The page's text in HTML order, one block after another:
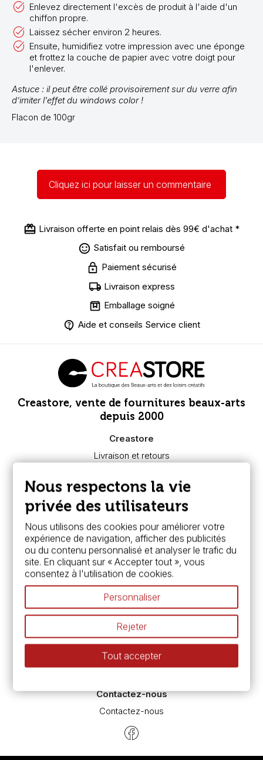
Enlevez directement l'excès de produit à l'aide d'un
chiffon propre.
Laissez sécher environ 2 heures.
Ensuite, humidifiez votre impression avec une éponge
et frottez la couche de papier avec votre doigt pour
l'enlever.
Astuce : il peut être collé provisoirement sur du verre afin
d’imiter l'effet du windows color !
Flacon de 100gr
Cliquez ici pour laisser un commentaire
Livraison offerte en point relais dès 99€ d'achat *
Satisfait ou remboursé
Paiement sécurisé
Livraison express
Emballage soigné
Aide et conseils Service client
Creastore, vente de fournitures beaux-arts
depuis 2000
Creastore
Livraison et retours
Paiement sécurisé
FAQ
Boutique à Angers
Services
Carte fidélité & avantages
Chèque cadeau, bon cadeaux
Devis & bon de commande
Pass culture - mode d'emploi
Nos promotions en cours
Espace conseils
L’aquarelle en tubes ou en godets ?
Le vocabulaire technique de l’aquarelle
Différence entre peinture Fine et Extra-fine
Préparer une toile pour peinture à l'huile et acrylique
Contactez-nous
Contactez-nous
Nous respectons la vie
privée des utilisateurs
Nous utilisons des cookies pour améliorer votre
expérience de navigation, afficher des publicités
ou du contenu personnalisé et analyser le trafic du
site. En cliquant sur « Accepter tout », vous
consentez à l'utilisation de cookies.
Personnaliser
Rejeter
Tout accepter